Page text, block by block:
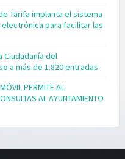
Tarifa implanta el sistema
electrónica para facilitar las
Ciudadanía del
a más de 1.820 entradas
PERMITE AL
AL AYUNTAMIENTO